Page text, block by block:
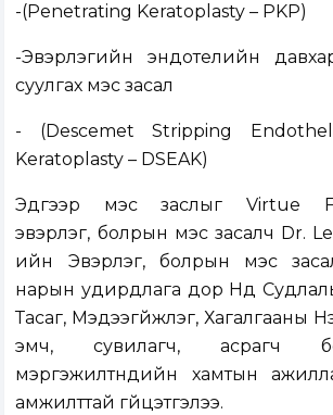
-(Penetrating Keratoplasty – PKP)
-Эвэрлэгийн эндотелийн
суулгах мэс засал
- (Descemet Stripping
Keratoplasty – DSEAK)
Эдгээр мэс заслыг Virtue
эвэрлэг, болрын мэс засалч Dr.
ийн Эвэрлэг, болрын мэс
нарын удирдлага дор Нүд
Тасаг, Мэдээгүйжүүлэг, Хагалгааны
эмч, сувилагч, асрагч
мэргэжилтнүүдийн хамтын
амжилттай гүйцэтгэлээ.